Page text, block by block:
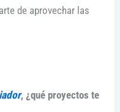
de aprovechar las
, ¿qué proyectos te